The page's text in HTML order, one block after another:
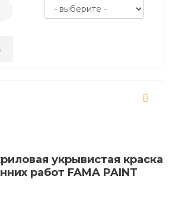
укрывистая краска
работ FAMA PAINT